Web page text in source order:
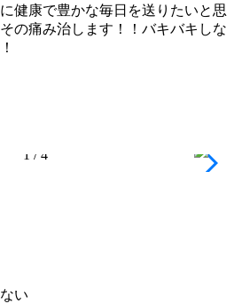
健康で豊かな毎日を送りたいと思
の痛み治します！！バキバキしな
1 / 4
い